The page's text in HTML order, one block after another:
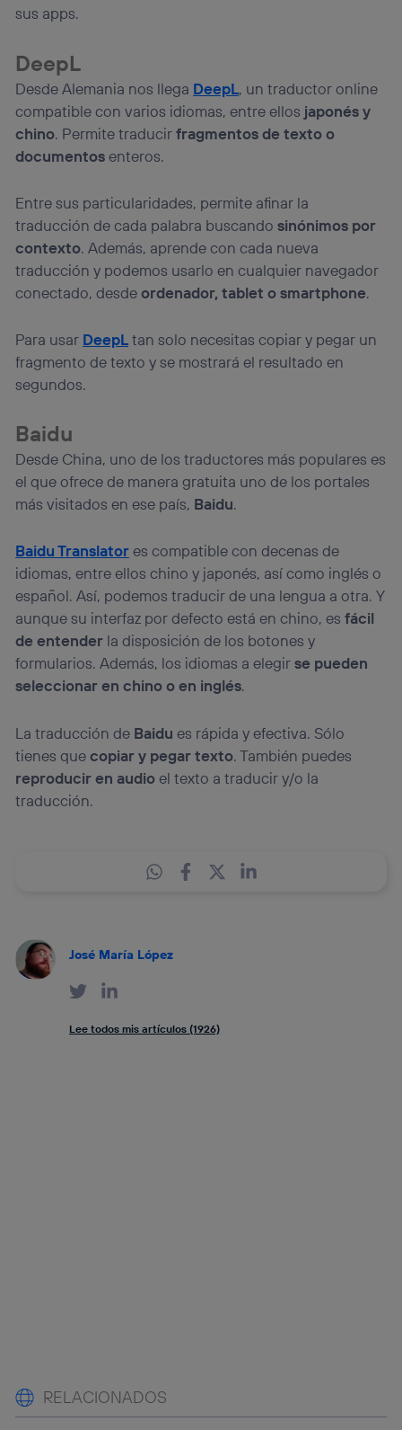
sus apps.
DeepL
Desde Alemania nos llega DeepL, un traductor online
compatible con varios idiomas, entre ellos japonés y
chino. Permite traducirfragmentos de texto o
documentosenteros.
Entre sus particularidades, permite afinar la
traducción de cada palabra buscandosinónimos por
contexto. Además, aprende con cada nueva
traducción y podemos usarlo en cualquier navegador
conectado, desdeordenador, tablet o smartphone.
Para usar DeepLtan solo necesitas copiar y pegar un
fragmento de texto y se mostrará el resultado en
segundos.
Baidu
Desde China, uno de los traductores más populares es
el que ofrece de manera gratuita uno de los portales
más visitados en ese país, Baidu.
Baidu Translatores compatible con decenas de
idiomas, entre ellos chino y japonés, así como inglés o
español. Así, podemos traducir de una lengua a otra. Y
aunque su interfaz por defecto está en chino, esfácil
de entender la disposición de los botones y
formularios. Además, los idiomas a elegirse pueden
seleccionar en chino o en inglés.
La traducción de Baidu es rápida y efectiva. Sólo
tienes quecopiar y pegar texto. También puedes
reproducir en audioel texto a traducir y/o la
traducción.
José María López
Lee todos mis artículos (1926)
RELACIONADOS